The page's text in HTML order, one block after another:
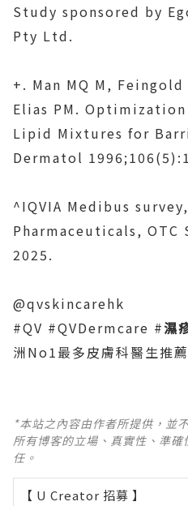
Study sponsored by
Pty Ltd.
+. Man MQ M,
Elias PM.
Lipid Mixtures for
Dermatol
^IQVIA Medibus
Pharmaceuticals, OTC
2025.
@qvskincarehk
#QV #QVDermcare #濕
洲No1最多皮膚科醫生推
*本站之內容由作者所提供，並
所有博客的立場、真實性、準
任。
【 U Creator 招募 】